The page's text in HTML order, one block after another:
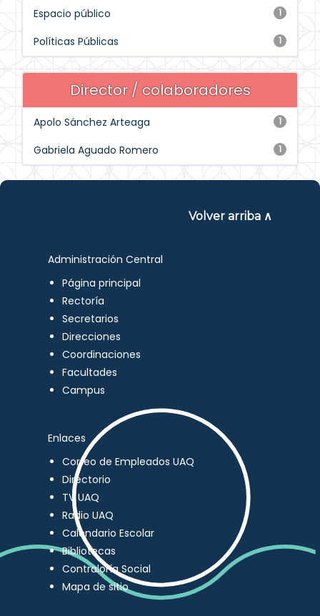
1
Espacio público
1
Políticas Públicas
Director / colaboradores
1
Apolo Sánchez Arteaga
1
Gabriela Aguado Romero
Volver arriba ∧
Administración Central
Página principal
Rectoría
Secretarios
Direcciones
Coordinaciones
Facultades
Campus
Enlaces
Correo de Empleados UAQ
Directorio
TV UAQ
Radio UAQ
Calendario Escolar
Bibliotecas
Contraloría Social
Mapa de sitio